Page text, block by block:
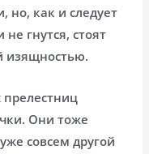
но, как и следует
гнутся, стоят
изящностью.
Они тоже
совсем другой